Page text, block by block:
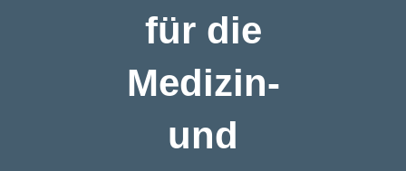
für die
Medizin-
und